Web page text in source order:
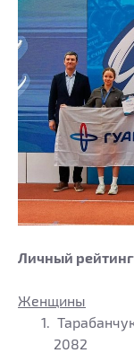
Личный рейтинг
Женщины
2082